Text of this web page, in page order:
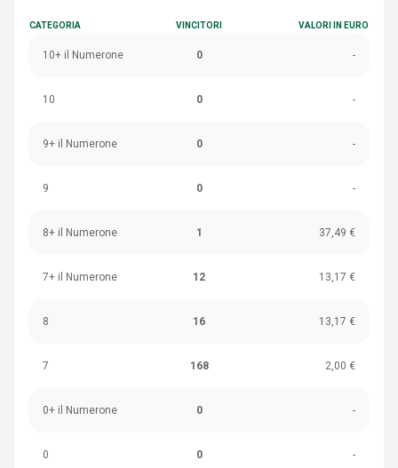
CATEGORIA VINCITORI VALORI IN EURO
10+ il Numerone 0 -
10 0 -
9+ il Numerone 0 -
9 0 -
8+ il Numerone 1 37,49 €
7+ il Numerone 12 13,17 €
8 16 13,17 €
7 168 2,00 €
0+ il Numerone 0 -
0 0 -